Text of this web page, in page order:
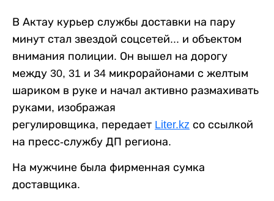
В Актау курьер службы доставки на пару
минут стал звездой соцсетей... и объектом
внимания полиции. Он вышел на дорогу
между 30, 31 и 34 микрорайонами с желтым
шариком в руке и начал активно размахивать
руками, изображая
регулировщика, передает Liter.kz со ссылкой
на пресс-службу ДП региона.
На мужчине была фирменная сумка
доставщика.